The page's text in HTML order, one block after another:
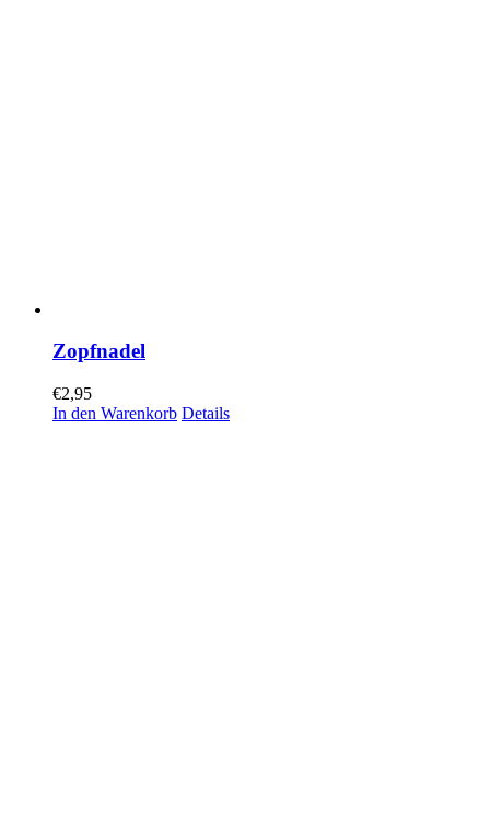
Zopfnadel
€2,95
In den Warenkorb Details